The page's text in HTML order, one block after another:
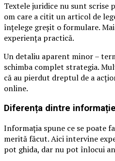
Textele juridice nu sunt scrise
om care a citit un articol de
înțelege greșit o formulare.
experiența practică.
Un detaliu aparent minor –
schimba complet strategia.
că au pierdut dreptul de a
online.
Diferența dintre
Informația spune ce se poate
merită făcut. Aici intervine
pot ghida, dar nu pot înlocui